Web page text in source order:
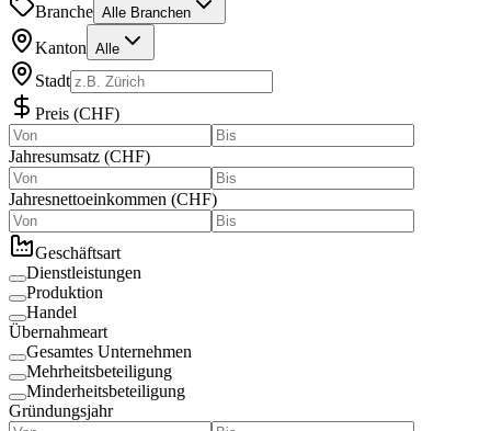
Branche Alle Branchen
Kanton Alle
Stadt
Preis (CHF)
Jahresumsatz (CHF)
Jahresnettoeinkommen (CHF)
Geschäftsart
Dienstleistungen
Produktion
Handel
Übernahmeart
Gesamtes Unternehmen
Mehrheitsbeteiligung
Minderheitsbeteiligung
Gründungsjahr